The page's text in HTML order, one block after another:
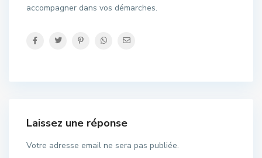
accompagner dans vos démarches.
Laissez une réponse
Votre adresse email ne sera pas publiée.